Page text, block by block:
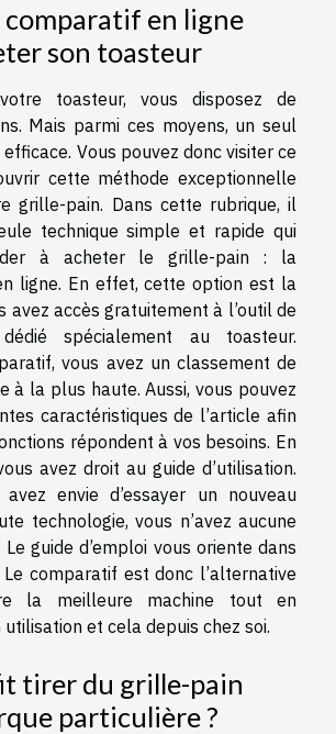
en ligne
son toasteur
toasteur, vous disposez de
Mais parmi ces moyens, un seul
Vous pouvez donc visiter ce
cette méthode exceptionnelle
grille-pain. Dans cette rubrique, il
technique simple et rapide qui
à acheter le grille-pain : la
ligne. En effet, cette option est la
avez accès gratuitement à l’outil de
spécialement au toasteur.
vous avez un classement de
à la plus haute. Aussi, vous pouvez
caractéristiques de l’article afin
répondent à vos besoins. En
avez droit au guide d’utilisation.
envie d’essayer un nouveau
technologie, vous n’avez aucune
guide d’emploi vous oriente dans
comparatif est donc l’alternative
la meilleure machine tout en
et cela depuis chez soi.
tirer du grille-pain
particulière ?